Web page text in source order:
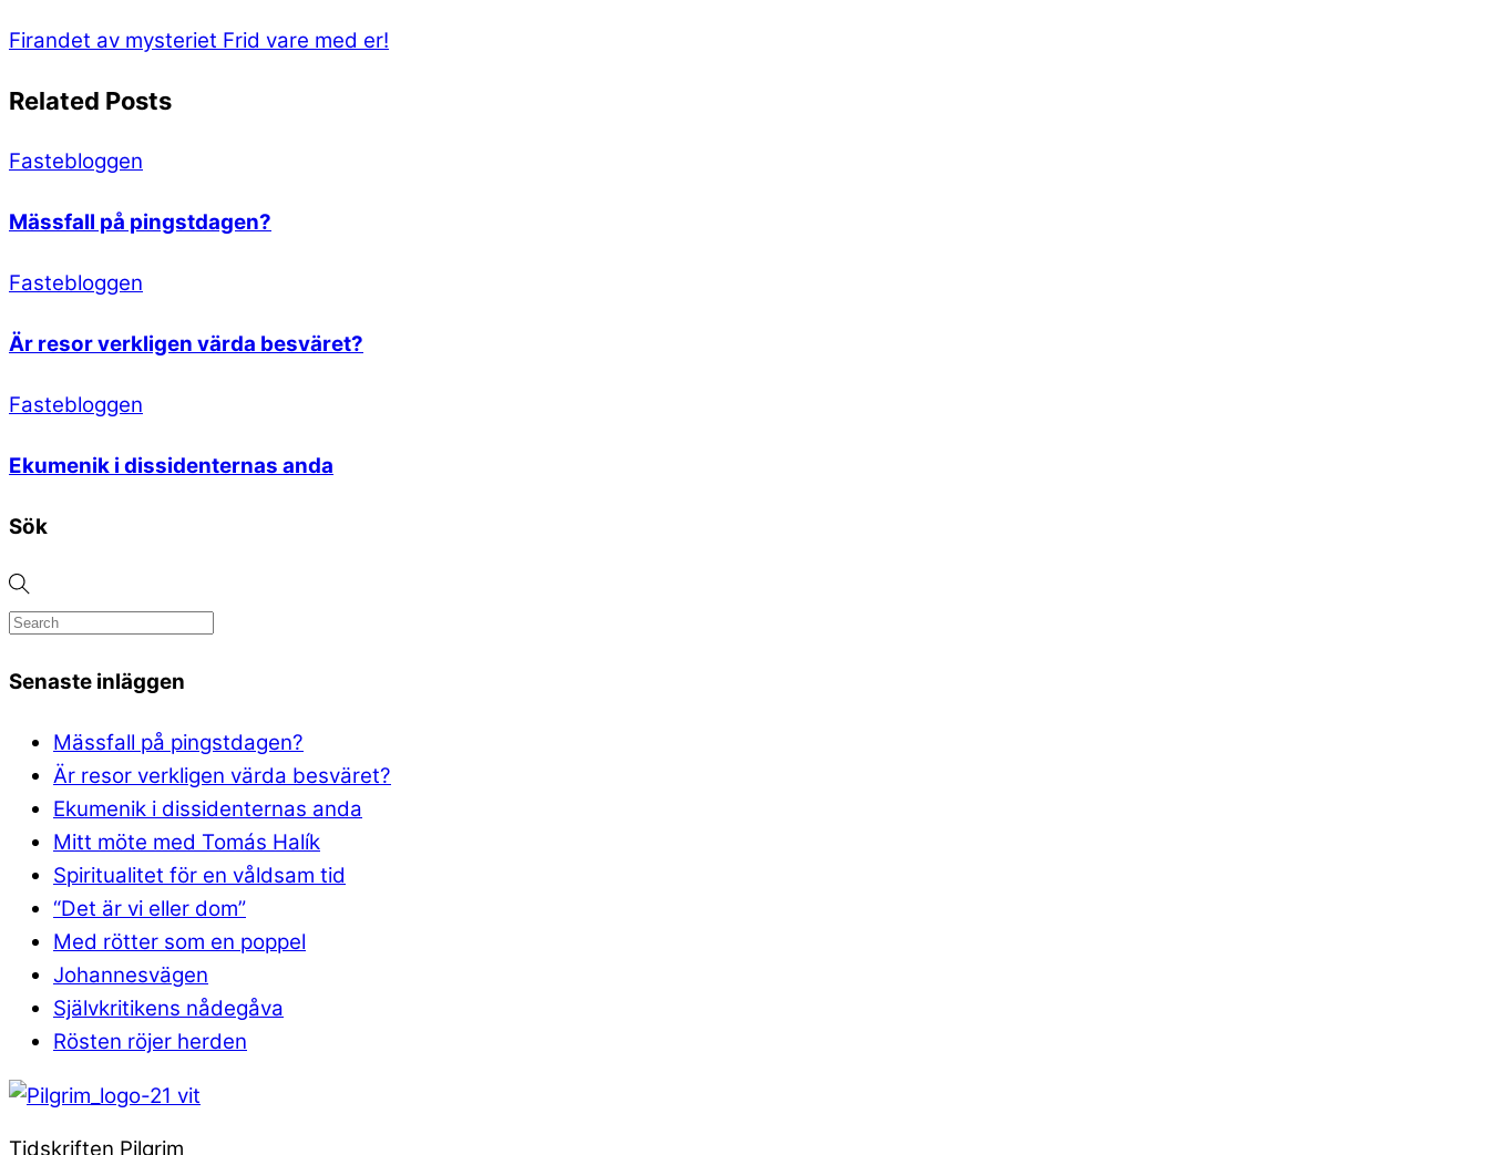
Firandet av mysteriet Frid vare med er!
Related Posts
Fastebloggen
Mässfall på pingstdagen?
Fastebloggen
Är resor verkligen värda besväret?
Fastebloggen
Ekumenik i dissidenternas anda
Sök
Senaste inläggen
Mässfall på pingstdagen?
Är resor verkligen värda besväret?
Ekumenik i dissidenternas anda
Mitt möte med Tomás Halík
Spiritualitet för en våldsam tid
“Det är vi eller dom”
Med rötter som en poppel
Johannesvägen
Självkritikens nådegåva
Rösten röjer herden
Tidskriften Pilgrim